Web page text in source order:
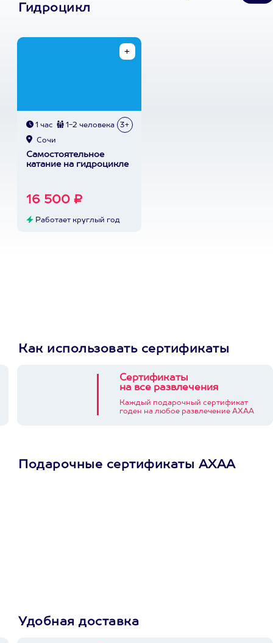
Гидроцикл
1 час 1-2 человека 3+
Сочи
Самостоятельное
катание на гидроцикле
16 500 ₽
Работает круглый год
Как использовать сертификаты
Сертификаты
на все развлечения
Каждый подарочный сертификат
годен на любое развлечение АХАА
Подарочные сертификаты АХАА
Удобная доставка